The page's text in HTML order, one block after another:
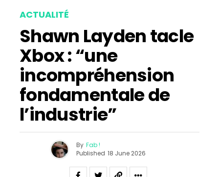
ACTUALITÉ
Shawn Layden tacle
Xbox : “une
incompréhension
fondamentale de
l’industrie”
By Fab !
Published 18 June 2026